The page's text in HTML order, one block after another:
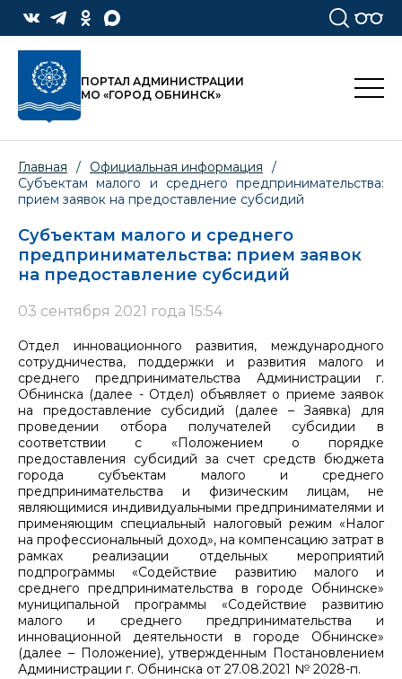
ПОРТАЛ АДМИНИСТРАЦИИ
МО «ГОРОД ОБНИНСК»
Главная / Официальная информация
/
Субъектам малого и среднего предпринимательства:
прием заявок на предоставление субсидий
Субъектам малого и среднего
предпринимательства: прием заявок
на предоставление субсидий
03 сентября 2021 года 15:54
Отдел инновационного развития, международного
сотрудничества, поддержки и развития малого и
среднего предпринимательства Администрации г.
Обнинска (далее - Отдел) объявляет о приеме заявок
на предоставление субсидий (далее – Заявка) для
проведении отбора получателей субсидии в
соответствии с «Положением о порядке
предоставления субсидий за счет средств бюджета
города субъектам малого и среднего
предпринимательства и физическим лицам, не
являющимися индивидуальными предпринимателями и
применяющим специальный налоговый режим «Налог
на профессиональный доход», на компенсацию затрат в
рамках реализации отдельных мероприятий
подпрограммы «Содействие развитию малого и
среднего предпринимательства в городе Обнинске»
муниципальной программы «Содействие развитию
малого и среднего предпринимательства и
инновационной деятельности в городе Обнинске»
(далее – Положение), утвержденным Постановлением
Администрации г. Обнинска от 27.08.2021 № 2028-п.